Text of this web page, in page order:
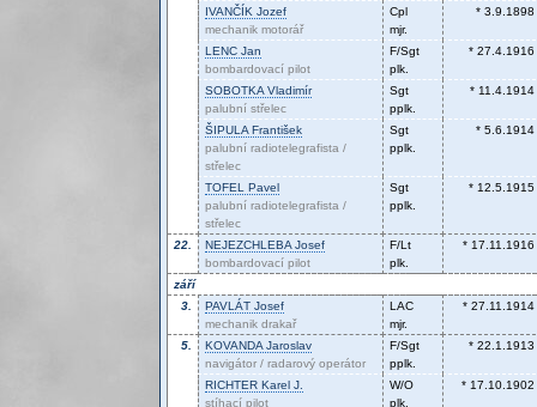
IVANČÍK Jozef
mechanik motorář
Cpl
mjr.
* 3.9.1898
LENC Jan
bombardovací pilot
F/Sgt
plk.
* 27.4.1916
SOBOTKAVladimír
palubní střelec
Sgt
pplk.
* 11.4.1914
ŠIPULAFrantišek
palubní radiotelegrafista /
střelec
Sgt
pplk.
* 5.6.1914
TOFEL Pavel
palubní radiotelegrafista /
střelec
Sgt
pplk.
* 12.5.1915
22. NEJEZCHLEBAJosef
bombardovací pilot
F/Lt
plk.
* 17.11.1916
září
3.
PAVLÁT Josef
mechanik drakař
LAC
mjr.
* 27.11.1914
5. KOVANDAJaroslav
navigátor / radarový operátor
F/Sgt
pplk.
* 22.1.1913
RICHTER Karel J.
stíhací pilot
W/O
plk.
* 17.10.1902